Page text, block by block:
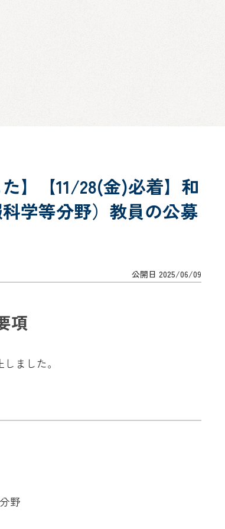
】【11/28(金)必着】和
学等分野）教員の公募
公開日 2025/06/09
項
ました。
野